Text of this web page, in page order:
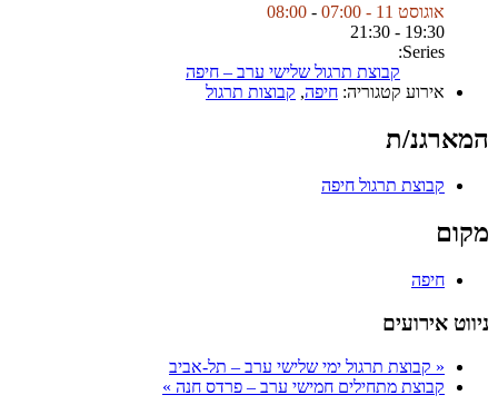
אוגוסט 11 - 07:00 -
08:00
19:30 - 21:30
Series:
קבוצת תרגול שלישי ערב – חיפה
אירוע קטגוריה: חיפה, קבוצות תרגול
המארגנ/ת
קבוצת תרגול חיפה
מקום
חיפה
ניווט אירועים
« קבוצת תרגול ימי שלישי ערב – תל-אביב
קבוצת מתחילים חמישי ערב – פרדס חנה »